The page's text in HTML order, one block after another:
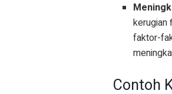
kerugian
faktor-
Contoh